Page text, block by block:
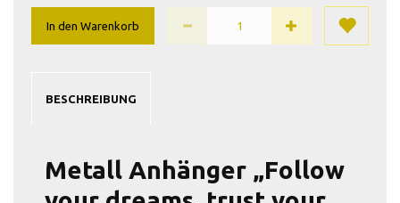
In den Warenkorb
BESCHREIBUNG
Metall Anhänger „Follow